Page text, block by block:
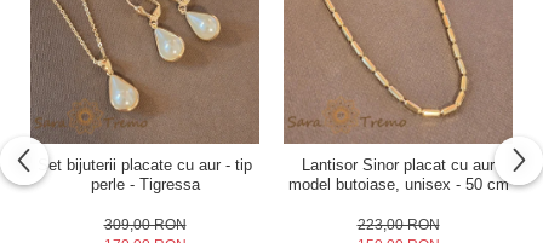
Set bijuterii placate cu aur - tip
perle - Tigressa
309,00 RON
Lantisor Sinor placat cu aur
model butoiase, unisex - 50 cm
223,00 RON